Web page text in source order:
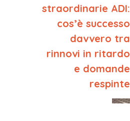
straordinarie ADI:
cos’è successo
davvero tra
rinnovi in ritardo
e domande
respinte